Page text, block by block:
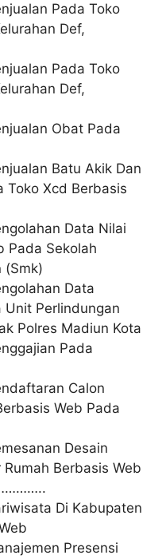
Pada Toko
Def,
Pada Toko
Def,
Obat Pada
Batu Akik Dan
Toko Xcd Berbasis
Data Nilai
Pada Sekolah
(Smk)
Data
Unit Perlindungan
Polres Madiun Kota
Pada
Calon
Web Pada
Desain
Berbasis Web
Di Kabupaten
Presensi